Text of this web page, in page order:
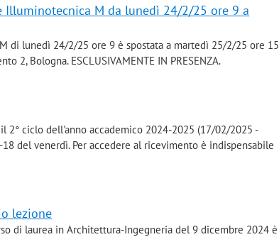
Illuminotecnica M da lunedì 24/2/25 ore 9 a
di lunedì 24/2/25 ore 9 è spostata a martedì 25/2/25 ore 15
2, Bologna. ESCLUSIVAMENTE IN PRESENZA.
ciclo dell'anno accademico 2024-2025 (17/02/2025 -
del venerdì. Per accedere al ricevimento è indispensabile
lezione
di laurea in Architettura-Ingegneria del 9 dicembre 2024 è